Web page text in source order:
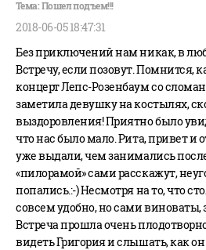
2018-06-05 18:47:31
Без приключений нам никак, в
Встречу, если позовут. Помнится,
концерт Лепс-Розенбаум со
заметила девушку на костылях,
выздоровления! Приятно было
что нас было мало. Рита, привет и
уже выдали, чем занимались
«пилорамой» сами расскажут,
попались.:-) Несмотря на то, что
совсем удобно, но сами виноваты,
Встреча прошла очень
видеть Григория и слышать, как